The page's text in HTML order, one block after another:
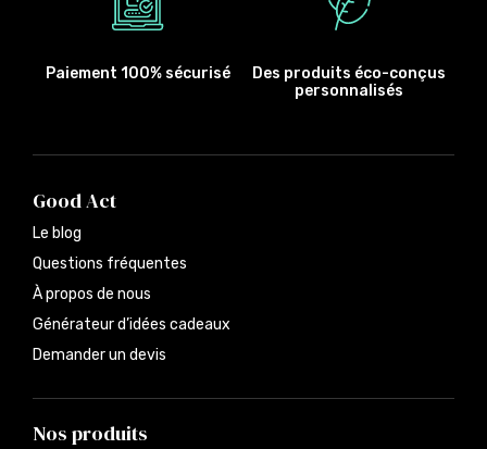
Paiement 100% sécurisé
Des produits éco-conçus
personnalisés
Good Act
Le blog
Questions fréquentes
À propos de nous
Générateur d’idées cadeaux
Demander un devis
Nos produits